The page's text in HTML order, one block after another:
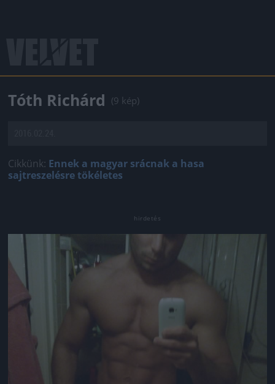
Tóth Richárd (9 kép)
Cikkünk: Ennek a magyar srácnak a hasa
sajtreszelésre tökéletes
Jön még kép!